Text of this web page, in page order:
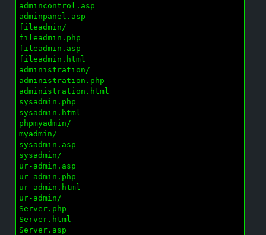
admincontrol.asp
adminpanel.asp
fileadmin/
fileadmin.php
fileadmin.asp
fileadmin.html
administration/
administration.php
administration.html
sysadmin.php
sysadmin.html
phpmyadmin/
myadmin/
sysadmin.asp
sysadmin/
ur-admin.asp
ur-admin.php
ur-admin.html
ur-admin/
Server.php
Server.html
Server.asp